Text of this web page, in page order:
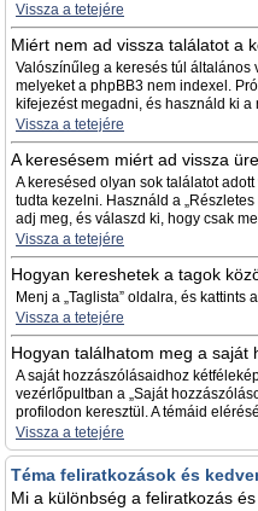
Vissza a tetejére
Miért nem ad vissza találatot a
Valószínűleg a keresés túl általános
melyeket a phpBB3 nem indexel.
kifejezést megadni, és használd ki
Vissza a tetejére
A keresésem miért ad vissza
A keresésed olyan sok találatot
tudta kezelni. Használd a
adj meg, és válaszd ki, hogy csak
Vissza a tetejére
Hogyan kereshetek a tagok
Menj a „Taglista” oldalra, és kattints
Vissza a tetejére
Hogyan találhatom meg a saját
A saját hozzászólásaidhoz
vezérlőpultban a „Saját
profilodon keresztül. A témáid
Vissza a tetejére
Téma feliratkozások és
Mi a különbség a feliratkozás